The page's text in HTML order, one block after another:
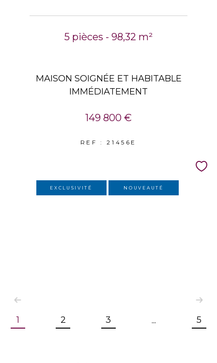
5 pièces - 98,32 m²
MAISON SOIGNÉE ET HABITABLE
IMMÉDIATEMENT
149 800 €
REF : 21456E
EXCLUSIVITÉ NOUVEAUTÉ
1 2 3 ... 5